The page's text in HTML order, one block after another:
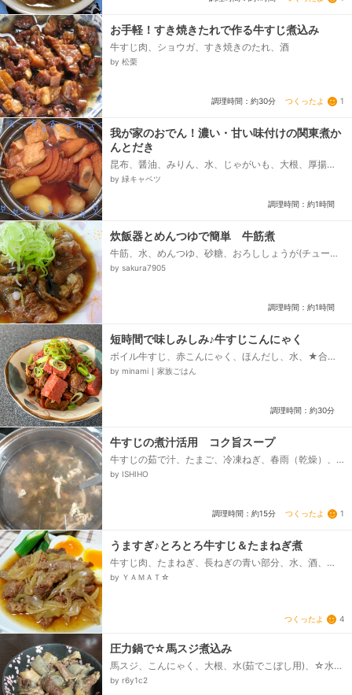
お手軽！すき焼きたれで作る牛すじ煮込み
牛すじ肉、ショウガ、すき焼きのたれ、酒
by 松栗
調理時間：約30分 つくったよ 1
我が家のおでん！濃い・甘い味付けの関東煮か
んとだき
昆布、醤油、みりん、水、じゃがいも、大根、厚揚
げ、平天、ごほう天、すじ肉
by 緑キャベツ
調理時間：約1時間
炊飯器とめんつゆで簡単 牛筋煮
牛筋、水、めんつゆ、砂糖、おろししょうが(チューブ
でもＯＫ)、小ネギ(スライスしておく)
by sakura7905
調理時間：約1時間
短時間で味しみしみ♪牛すじこんにゃく
ボイル牛すじ、赤こんにゃく、ほんだし、水、★合わ
せ味噌、★醤油、★料理酒、★一味唐辛子、ねぎ(青い
by minami ∣ 家族ごはん
調理時間：約30分
牛すじの煮汁活用 コク旨スープ
牛すじの茹で汁、たまご、冷凍ねぎ、春雨（乾燥）、
★中華スープのもと、★みりん、★醤油、★生姜チュ
by ISHIHO
調理時間：約15分 つくったよ 1
うますぎ♪とろとろ牛すじ＆たまねぎ煮
牛すじ肉、たまねぎ、長ねぎの青い部分、水、酒、☆
しょうゆ、☆砂糖、☆オイスターソース
by ＹＡＭＡＴ☆
つくったよ 4
圧力鍋で☆馬スジ煮込み
馬スジ、こんにゃく、大根、水(茹でこぼし用)、☆水、
☆砂糖、☆薄口醤油、☆うまくち醤油、☆味噌、☆生
by r6y1c2